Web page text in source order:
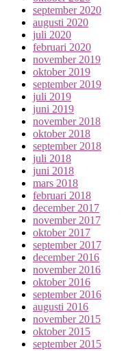
september 2020
augusti 2020
juli 2020
februari 2020
november 2019
oktober 2019
september 2019
juli 2019
juni 2019
november 2018
oktober 2018
september 2018
juli 2018
juni 2018
mars 2018
februari 2018
december 2017
november 2017
oktober 2017
september 2017
december 2016
november 2016
oktober 2016
september 2016
augusti 2016
november 2015
oktober 2015
september 2015